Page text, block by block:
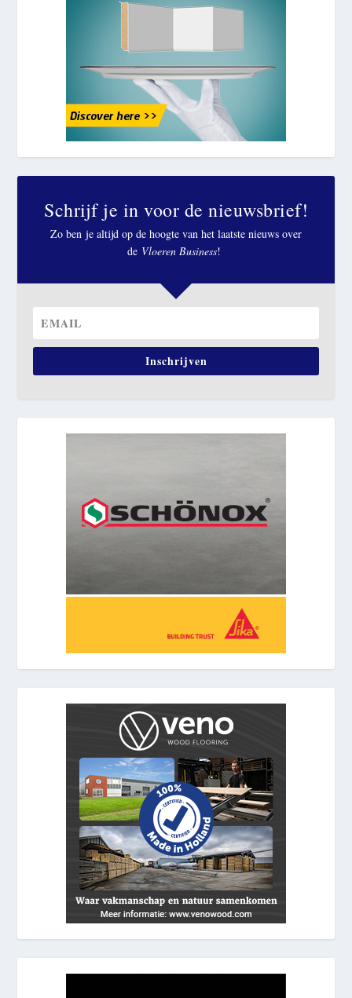
Schrijf je in voor de nieuwsbrief!
Zo ben je altijd op de hoogte van het laatste nieuws over
de Vloeren Business!
Inschrijven